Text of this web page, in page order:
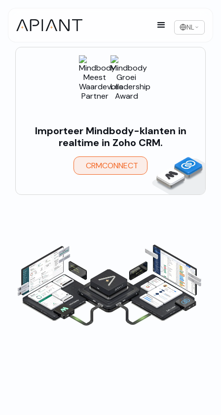
NL
Importeer Mindbody-klanten in
realtime in Zoho CRM.
CRMCONNECT